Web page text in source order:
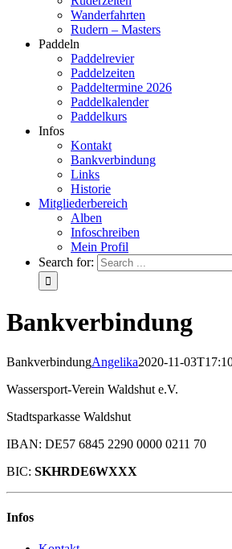
Wanderfahrten
Rudern – Masters
Paddeln
Paddelrevier
Paddelzeiten
Paddeltermine 2026
Paddelkalender
Paddelkurs
Infos
Kontakt
Bankverbindung
Links
Historie
Mitgliederbereich
Alben
Infoschreiben
Mein Profil
Search for:
Bankverbindung
BankverbindungAngelika2020-11-
Wassersport-Verein Waldshut e.V.
Stadtsparkasse Waldshut
IBAN: DE57 6845 2290 0000 0211 70
BIC: SKHRDE6WXXX
Infos